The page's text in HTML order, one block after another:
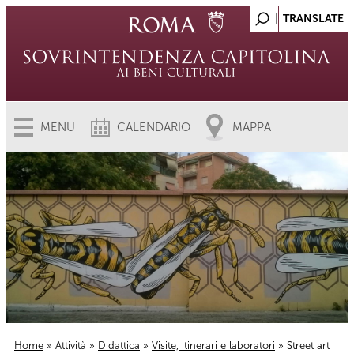
MENU CALENDARIO MAPPA
Home » Attività » Didattica » Visite, itinerari e laboratori » Street art